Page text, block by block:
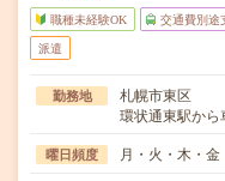
職種未経験OK 交通費別途
派遣
勤務地
札幌市東区
環状通東駅から
曜日頻度 月・火・木・